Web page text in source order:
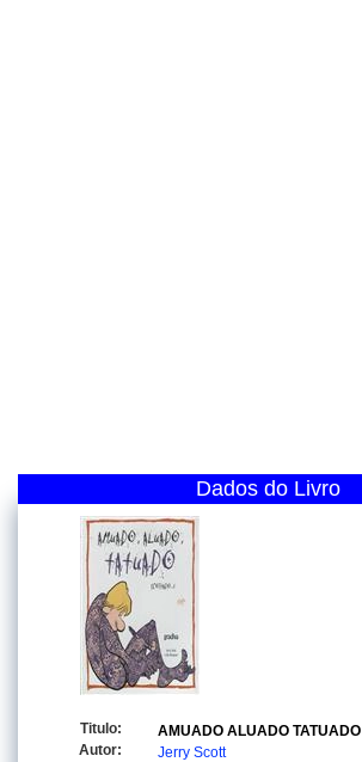
Dados do Livro
Titulo:
AMUADO ALUADO TATUADO
Autor:
Jerry Scott